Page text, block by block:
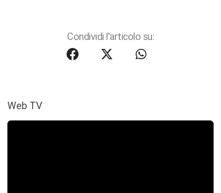
Condividi l'articolo su:
Web TV